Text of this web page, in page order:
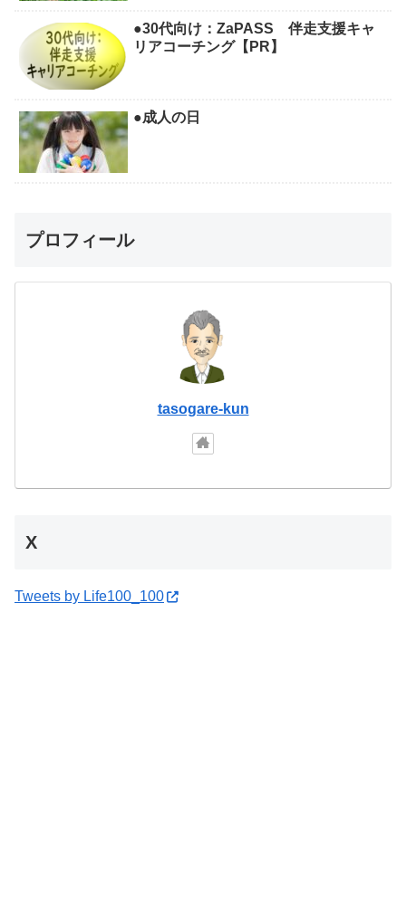
●30代向け：ZaPASS 伴走支援キャ
リアコーチング【PR】
●成人の日
プロフィール
tasogare-kun
X
Tweets by Life100_100